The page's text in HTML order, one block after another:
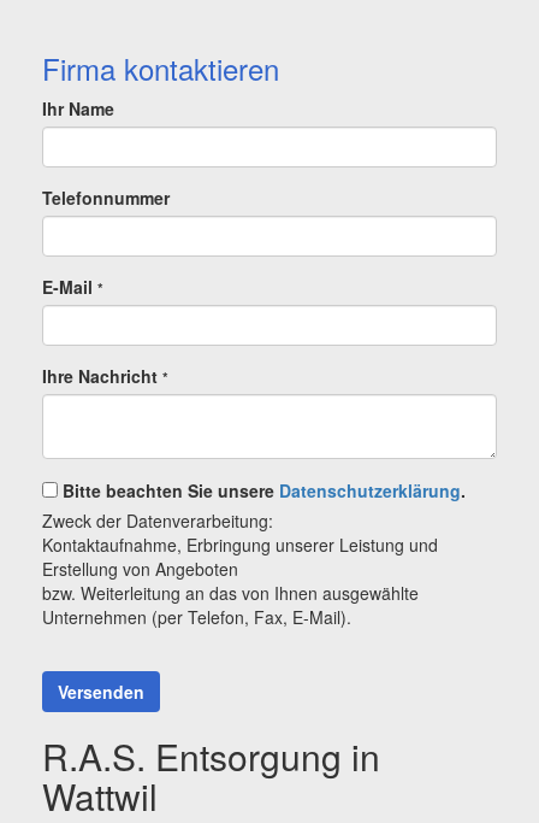
Firma kontaktieren
Ihr Name
Telefonnummer
E-Mail *
Ihre Nachricht *
Bitte beachten Sie unsere Datenschutzerklärung.
Zweck der Datenverarbeitung:
Kontaktaufnahme, Erbringung unserer Leistung und
Erstellung von Angeboten
bzw. Weiterleitung an das von Ihnen ausgewählte
Unternehmen (per Telefon, Fax, E-Mail).
Versenden
R.A.S. Entsorgung in
Wattwil